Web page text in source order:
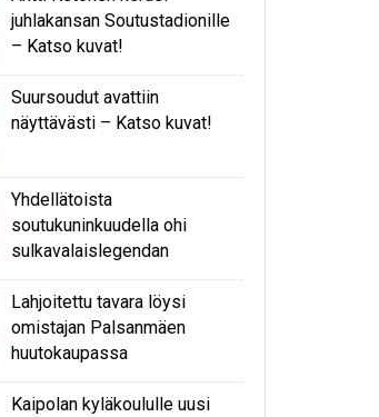
juhlakansan Soutustadionille
– Katso kuvat!
Suursoudut avattiin
näyttävästi – Katso kuvat!
Yhdellätoista
soutukuninkuudella ohi
sulkavalaislegendan
Lahjoitettu tavara löysi
omistajan Palsanmäen
huutokaupassa
Kaipolan kyläkoululle uusi